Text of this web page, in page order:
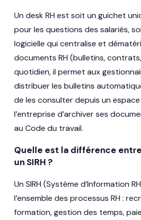
Un desk RH est soit un guichet
pour les questions des salariés,
logicielle qui centralise et
documents RH (bulletins,
quotidien, il permet aux
distribuer les bulletins
de les consulter depuis un
l’entreprise d’archiver ses
au Code du travail.
Quelle est la différence
un SIRH ?
Un SIRH (Système d’Information
l’ensemble des processus RH :
formation, gestion des temps,